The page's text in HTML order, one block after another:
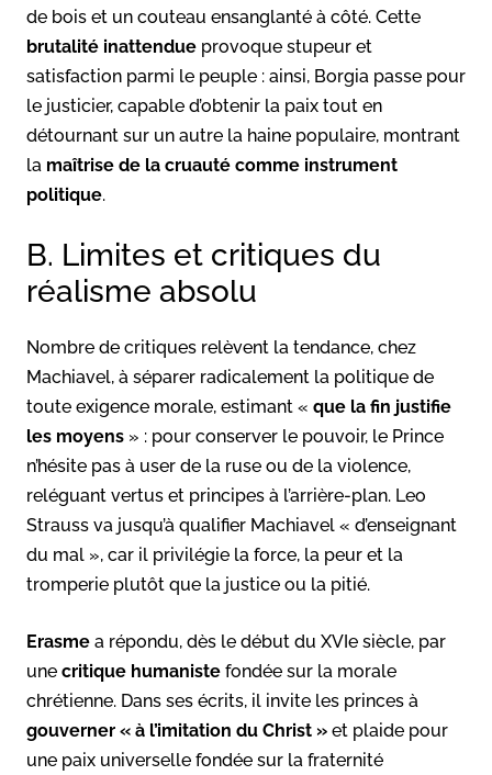
de bois et un couteau ensanglanté à côté. Cette
brutalité inattendue provoque stupeur et
satisfaction parmi le peuple : ainsi, Borgia passe pour
le justicier, capable d’obtenir la paix tout en
détournant sur un autre la haine populaire, montrant
la maîtrise de la cruauté comme instrument
politique.
B. Limites et critiques du
réalisme absolu
Nombre de critiques relèvent la tendance, chez
Machiavel, à séparer radicalement la politique de
toute exigence morale, estimant « que la fin justifie
les moyens » : pour conserver le pouvoir, le Prince
n’hésite pas à user de la ruse ou de la violence,
reléguant vertus et principes à l’arrière-plan. Leo
Strauss va jusqu’à qualifier Machiavel « d’enseignant
du mal », car il privilégie la force, la peur et la
tromperie plutôt que la justice ou la pitié.
Erasme a répondu, dès le début du XVIe siècle, par
une critique humaniste fondée sur la morale
chrétienne. Dans ses écrits, il invite les princes à
gouverner « à l’imitation du Christ » et plaide pour
une paix universelle fondée sur la fraternité